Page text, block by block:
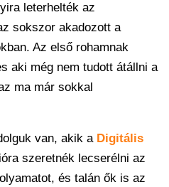
leterhelték az
sokszor akadozott a
Az első rohamnak
aki még nem tudott átállni a
ma már sokkal
van, akik a Digitális
szeretnék lecserélni az
és talán ők is az